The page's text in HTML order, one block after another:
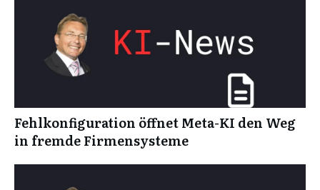
Fehlkonfiguration öffnet Meta-KI den Weg
in fremde Firmensysteme